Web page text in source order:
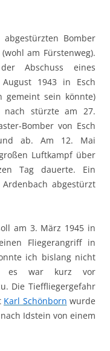
Bomber
am Fürstenweg).
Abschuss eines
1943 in Esch
gemeint sein könnte)
nach stürzte am 27.
Bomber von Esch
ab. Am 12. Mai
Luftkampf über
Tag dauerte. Ein
abgestürzt
am 3. März 1945 in
Fliegerangriff in
ich bislang nicht
es war kurz vor
Die Tieffliegergefahr
Karl Schönborn wurde
Idstein von einem